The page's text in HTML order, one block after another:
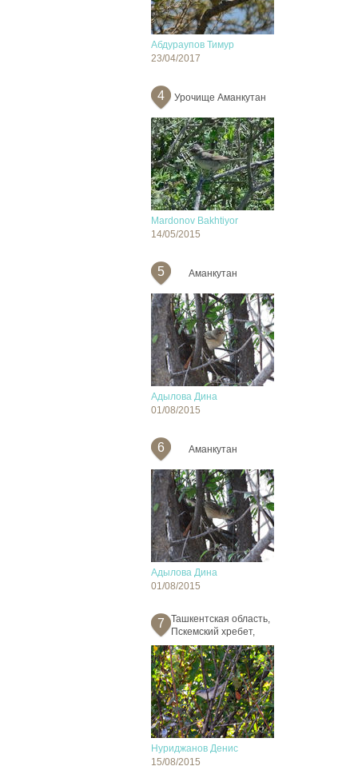
Абдураупов Тимур
23/04/2017
4 Урочище Аманкутан
Mardonov Bakhtiyor
14/05/2015
5 Аманкутан
Адылова Дина
01/08/2015
6 Аманкутан
Адылова Дина
01/08/2015
7
Ташкентская область,
Пскемский хребет,
Нуриджанов Денис
15/08/2015